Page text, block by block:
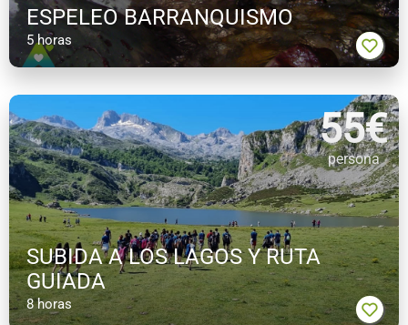
ESPELEO BARRANQUISMO
5 horas
55€
persona
SUBIDA A LOS LAGOS Y RUTA
GUIADA
8 horas